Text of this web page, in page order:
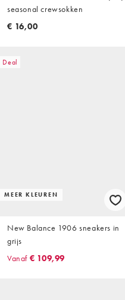
seasonal crewsokken
€ 16,00
Deal
MEER KLEUREN
New Balance 1906 sneakers in
grijs
Vanaf € 109,99